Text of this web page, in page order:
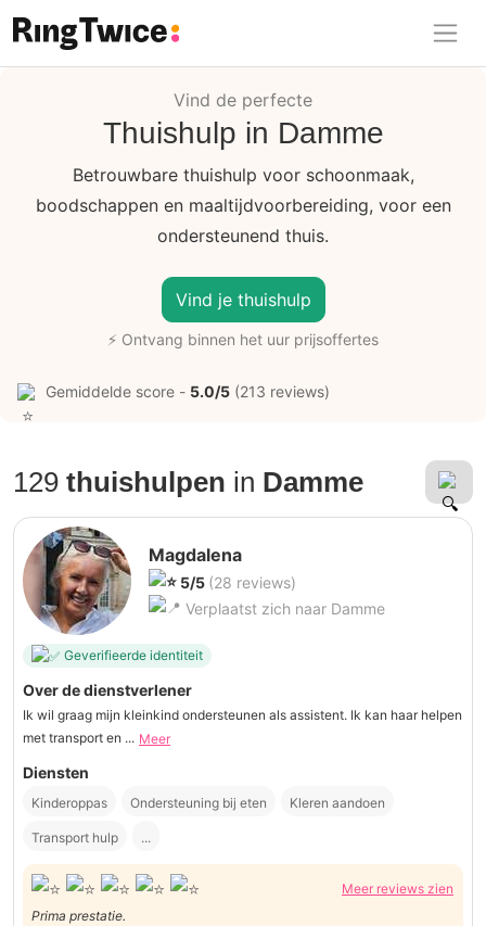
Ring Twice
Vind de perfecte
Thuishulp in Damme
Betrouwbare thuishulp voor schoonmaak,
boodschappen en maaltijdvoorbereiding, voor een
ondersteunend thuis.
Vind je thuishulp
⚡ Ontvang binnen het uur prijsoffertes
Gemiddelde score - 5.0/5 (213 reviews)
129 thuishulpen in Damme
Magdalena
5/5 (28 reviews)
Verplaatst zich naar Damme
Geverifieerde identiteit
Over de dienstverlener
Ik wil graag mijn kleinkind ondersteunen als assistent. Ik kan haar helpen
met transport en ... Meer
Diensten
Kinderoppas Ondersteuning bij eten Kleren aandoen
Transport hulp ...
Meer reviews zien
Prima prestatie.